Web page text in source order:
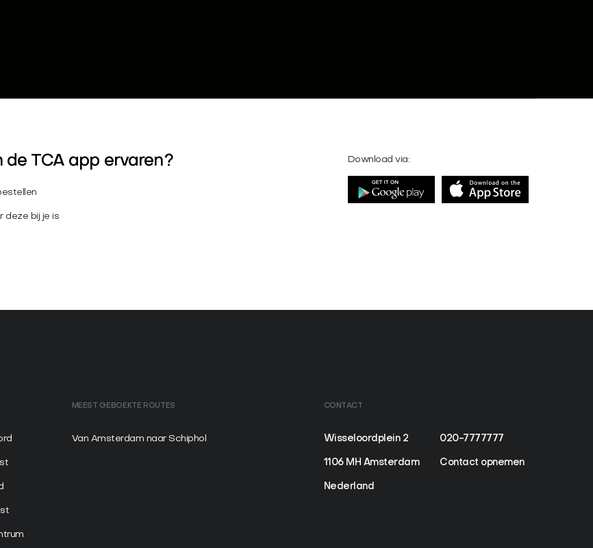
de TCA app ervaren?
deze bij je is
Download via:
MEEST GEBOEKTE ROUTES
Van Amsterdam naar Schiphol
CONTACT
Wisseloordplein 2
1106 MH Amsterdam
Nederland
020-7777777
Contact opnemen